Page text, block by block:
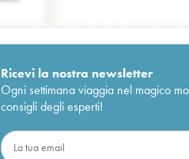
Ricevi la nostra newsletter
Ogni settimana viaggia nel magico
consigli degli esperti!